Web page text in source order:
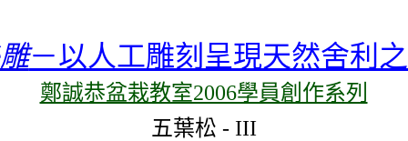
－以人工雕刻呈現天然舍利
鄭誠恭盆栽教室2006學員創作系列
五葉松 - III